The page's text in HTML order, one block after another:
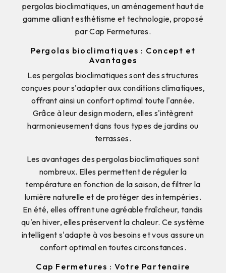
pergolas bioclimatiques, un aménagement haut de
gamme alliant esthétisme et technologie, proposé
par Cap Fermetures.
Pergolas bioclimatiques : Concept et
Avantages
Les pergolas bioclimatiques sont des structures
conçues pour s'adapter aux conditions climatiques,
offrant ainsi un confort optimal toute l'année.
Grâce à leur design modern, elles s'intègrent
harmonieusement dans tous types de jardins ou
terrasses.
Les avantages des pergolas bioclimatiques sont
nombreux. Elles permettent de réguler la
température en fonction de la saison, de filtrer la
lumière naturelle et de protéger des intempéries.
En été, elles offrent une agréable fraîcheur, tandis
qu'en hiver, elles préservent la chaleur. Ce système
intelligent s'adapte à vos besoins et vous assure un
confort optimal en toutes circonstances.
Cap Fermetures : Votre Partenaire